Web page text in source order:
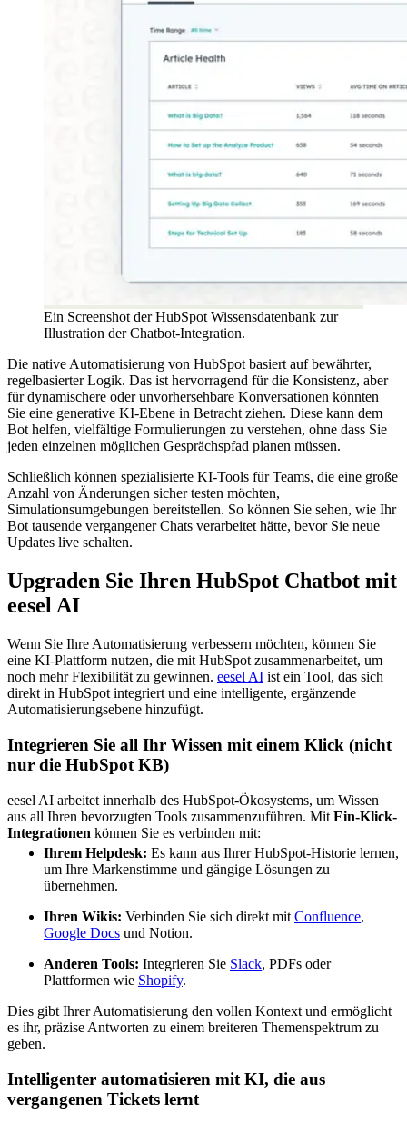
Ein Screenshot der HubSpot Wissensdatenbank zur
Illustration der Chatbot-Integration.
Die native Automatisierung von HubSpot basiert auf bewährter,
regelbasierter Logik. Das ist hervorragend für die Konsistenz, aber
für dynamischere oder unvorhersehbare Konversationen könnten
Sie eine generative KI-Ebene in Betracht ziehen. Diese kann dem
Bot helfen, vielfältige Formulierungen zu verstehen, ohne dass Sie
jeden einzelnen möglichen Gesprächspfad planen müssen.
Schließlich können spezialisierte KI-Tools für Teams, die eine große
Anzahl von Änderungen sicher testen möchten,
Simulationsumgebungen bereitstellen. So können Sie sehen, wie Ihr
Bot tausende vergangener Chats verarbeitet hätte, bevor Sie neue
Updates live schalten.
Upgraden Sie Ihren HubSpot Chatbot mit
eesel AI
Wenn Sie Ihre Automatisierung verbessern möchten, können Sie
eine KI-Plattform nutzen, die mit HubSpot zusammenarbeitet, um
noch mehr Flexibilität zu gewinnen. eesel AI ist ein Tool, das sich
direkt in HubSpot integriert und eine intelligente, ergänzende
Automatisierungsebene hinzufügt.
Integrieren Sie all Ihr Wissen mit einem Klick (nicht
nur die HubSpot KB)
eesel AI arbeitet innerhalb des HubSpot-Ökosystems, um Wissen
aus all Ihren bevorzugten Tools zusammenzuführen. Mit Ein-Klick-
Integrationen können Sie es verbinden mit:
Ihrem Helpdesk: Es kann aus Ihrer HubSpot-Historie lernen,
um Ihre Markenstimme und gängige Lösungen zu
übernehmen.
Ihren Wikis: Verbinden Sie sich direkt mit Confluence,
Google Docs und Notion.
Anderen Tools: Integrieren Sie Slack, PDFs oder
Plattformen wie Shopify.
Dies gibt Ihrer Automatisierung den vollen Kontext und ermöglicht
es ihr, präzise Antworten zu einem breiteren Themenspektrum zu
geben.
Intelligenter automatisieren mit KI, die aus
vergangenen Tickets lernt